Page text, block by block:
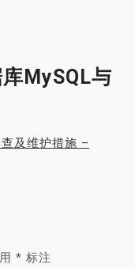
MySQL与
及维护措施 –
* 标注